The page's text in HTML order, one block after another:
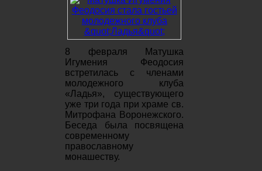
8 февраля Матушка
Игумения Феодосия
встретилась с членами
молодежного клуба
«Ладья», существующего
уже три года при храме св.
Митрофана Воронежского.
Беседа была посвящена
современному
православному
монашеству.